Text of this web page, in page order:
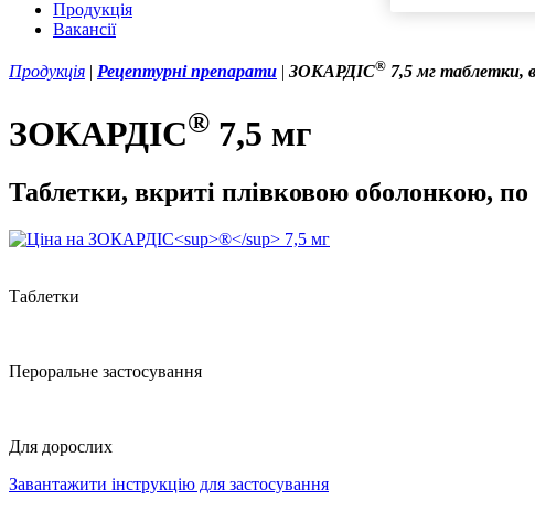
Продукція
Вакансії
Продукція | Рецептурні препарати | ЗОКАРДІС® 7,5 мг таблетки,
ЗОКАРДІС® 7,5 мг
Таблетки, вкриті плівковою оболонкою,
Таблетки
Пероральне застосування
Для дорослих
Завантажити інструкцію для застосування